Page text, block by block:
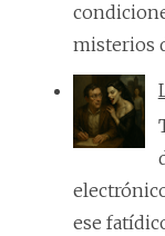
misterios
ese